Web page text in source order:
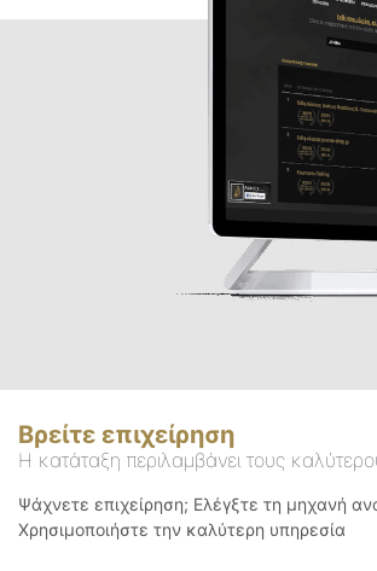
Βρείτε επιχείρηση
Η κατάταξη περιλαμβάνει τους
Ψάχνετε επιχείρηση; Ελέγξτε τη μηχανή
Χρησιμοποιήστε την καλύτερη υπηρεσία